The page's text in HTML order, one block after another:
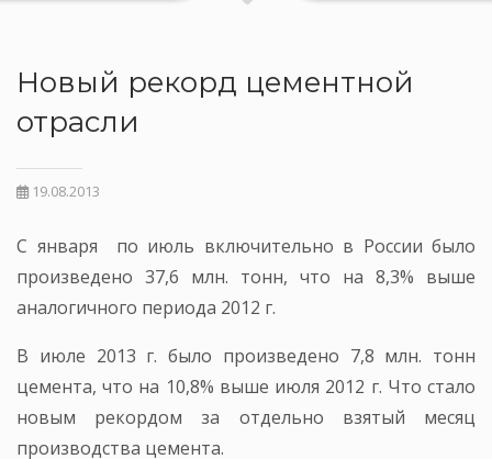
Новый рекорд цементной
отрасли
19.08.2013
С января по июль включительно в России было
произведено 37,6 млн. тонн, что на 8,3% выше
аналогичного периода 2012 г.
В июле 2013 г. было произведено 7,8 млн. тонн
цемента, что на 10,8% выше июля 2012 г. Что стало
новым рекордом за отдельно взятый месяц
производства цемента.